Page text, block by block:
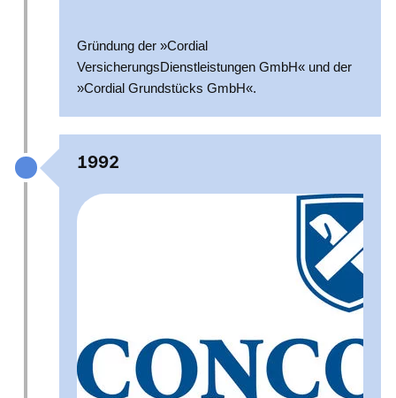
Gründung der »Cordial
VersicherungsDienstleistungen GmbH« und der
»Cordial Grundstücks GmbH«.
1992